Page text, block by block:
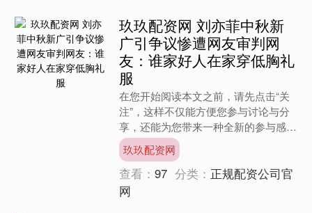
玖玖配资网 刘亦菲中秋新
广引争议惨遭网友审判网
友：谁家好人在家穿低胸礼
服
在您开始阅读本文之前，请先点击“关
注”，这样不仅能方便您参与讨论与分
享，还能为您带来一种全新的参与感，
感谢您的支持。 广告的初衷似乎是为
了传递温馨的家庭氛围，但....
玖玖配资网
查看：97 分类： 正规配资公司官
网